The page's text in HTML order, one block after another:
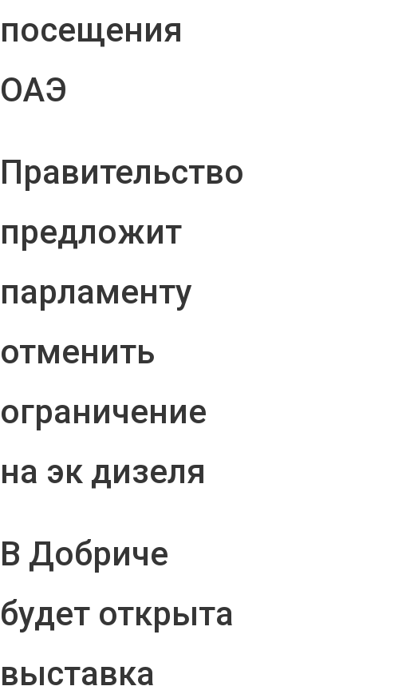
посещения
ОАЭ
Правительство
предложит
парламенту
отменить
ограничение
на эк дизеля
В Добриче
будет открыта
выставка